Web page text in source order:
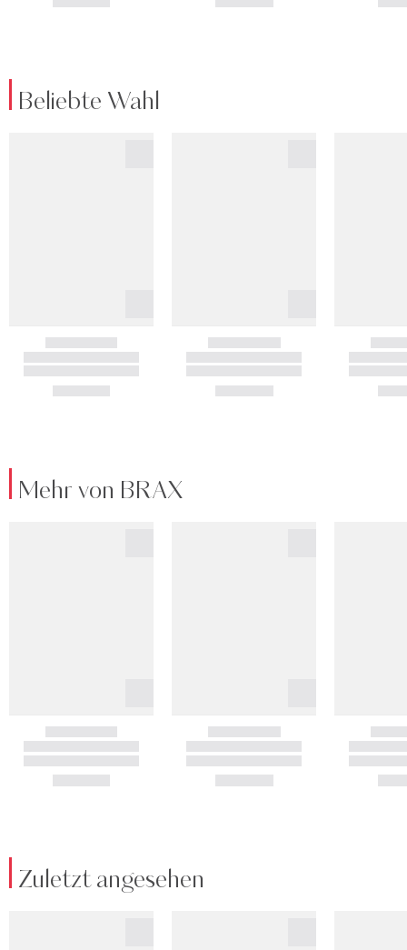
Beliebte Wahl
Mehr von BRAX
Zuletzt angesehen